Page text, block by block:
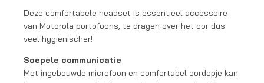
Deze comfortabele headset is essentieel accessoire
van Motorola portofoons, te dragen over het oor dus
veel hygiënischer!
Soepele communicatie
Met ingebouwde microfoon en comfortabel oordopje kan